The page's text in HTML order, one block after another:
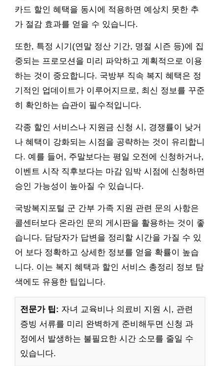
카드 할인 혜택을 동시에 적용하면 예상치 못한 추
가 절감 효과를 얻을 수 있습니다.
또한, 특정 시기(연말 정산 기간, 명절 시즌 등)에 집
중되는 프로모션을 미리 파악하고 계획적으로 이용
하는 것이 중요합니다. 국방부 직속 복지 혜택은 정
기적인 업데이트가 이루어지므로, 최신 정보를 꾸준
히 확인하는 습관이 필수적입니다.
각종 할인 서비스나 지원금 신청 시, 경쟁률이 낮거
나 혜택이 강화되는 시점을 공략하는 것이 유리합니
다. 예를 들어, 주말보다는 평일 오전에 신청하거나,
이벤트 시작 직후보다는 마감 임박 시점에 신청하면
승인 가능성이 높아질 수 있습니다.
국방복지포털 군 간부 가족 지원 관련 문의 사항은
콜센터보다 온라인 문의 게시판을 활용하는 것이 좋
습니다. 담당자가 답변을 정리할 시간을 가질 수 있
어 보다 정확하고 상세한 정보를 얻을 확률이 높습
니다. 이는 복지 혜택과 할인 서비스 총정리 정보 탐
색에도 유용한 팁입니다.
전문가 팁: 자녀 교육비나 의료비 지원 시, 관련
증빙 서류를 미리 완벽하게 준비해두면 신청 과
정에서 발생하는 불필요한 시간 소모를 줄일 수
있습니다.